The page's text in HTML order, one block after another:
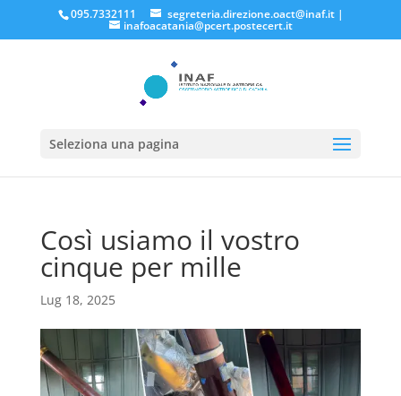
095.7332111 segreteria.direzione.oact@inaf.it|
inafoacatania@pcert.postecert.it
Seleziona una pagina
Così usiamo il vostro
cinque per mille
Lug 18, 2025